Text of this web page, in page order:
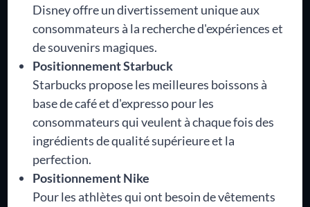
Disney offre un divertissement unique aux
consommateurs à la recherche d'expériences et
de souvenirs magiques.
Positionnement Starbuck
Starbucks propose les meilleures boissons à
base de café et d'expresso pour les
consommateurs qui veulent à chaque fois des
ingrédients de qualité supérieure et la
perfection.
Positionnement Nike
Pour les athlètes qui ont besoin de vêtements